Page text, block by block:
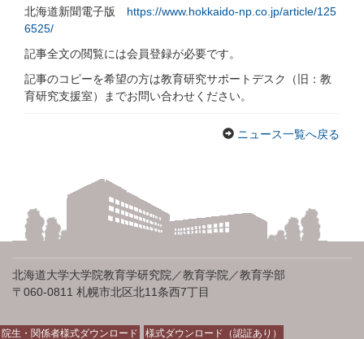
北海道新聞電子版 https://www.hokkaido-np.co.jp/article/125
6525/
記事全文の閲覧には会員登録が必要です。
記事のコピーを希望の方は教育研究サポートデスク（旧：教
育研究支援室）までお問い合わせください。
ニュース一覧へ戻る
北海道大学大学院教育学研究院／教育学院／教育学部
〒060-0811 札幌市北区北11条西7丁目
院生・関係者様式ダウンロード 様式ダウンロード（認証あり）